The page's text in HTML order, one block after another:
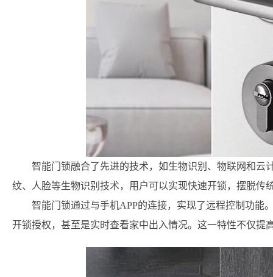
智能门锁融合了先进的技术，如生物识别、物联网和云
纹、人脸等生物识别技术，用户可以实现快速开锁，摆脱传
智能门锁通过与手机APP的连接，实现了远程控制功能
开锁授权，甚至是实时查看家中出入情况。这一特性不仅提